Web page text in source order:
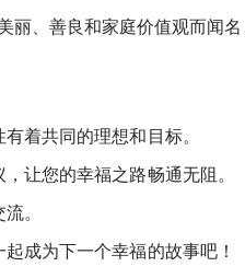
丽、善良和家庭价值观而闻
着共同的理想和目标。
让您的幸福之路畅通无阻。
。
成为下一个幸福的故事吧！